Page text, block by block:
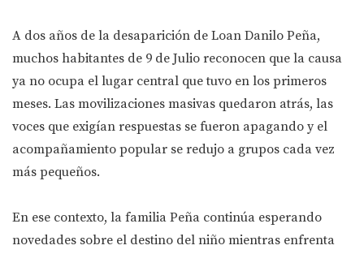
A dos años de la desaparición de Loan Danilo Peña,
muchos habitantes de 9 de Julio reconocen que la causa
ya no ocupa el lugar central que tuvo en los primeros
meses. Las movilizaciones masivas quedaron atrás, las
voces que exigían respuestas se fueron apagando y el
acompañamiento popular se redujo a grupos cada vez
más pequeños.
En ese contexto, la familia Peña continúa esperando
novedades sobre el destino del niño mientras enfrenta